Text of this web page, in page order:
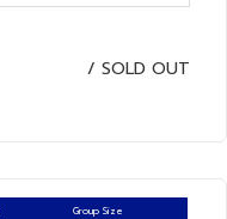
/ SOLD OUT
Group Size